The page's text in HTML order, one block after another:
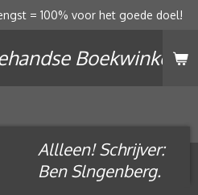
Boekwinkel
= 100% voor het goede doel!
Allleen! Schrijver:
Ben Slngenberg.